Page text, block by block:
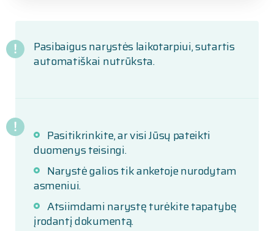
Pasibaigus narystės laikotarpiui, sutartis
automatiškai nutrūksta.
Pasitikrinkite, ar visi Jūsų pateikti
duomenys teisingi.
Narystė galios tik anketoje nurodytam
asmeniui.
Atsiimdami narystę turėkite tapatybę
įrodantį dokumentą.